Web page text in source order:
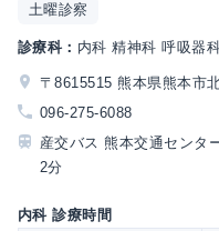
土曜診察
診療科： 内科 精神科 呼吸器
〒8615515 熊本県熊本市
096-275-6088
産交バス 熊本交通センタ
2分
内科 診療時間